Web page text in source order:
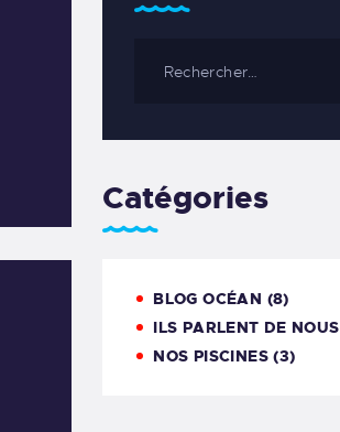
Catégories
BLOG OCÉAN (8)
ILS PARLENT DE NOUS
NOS PISCINES(3)